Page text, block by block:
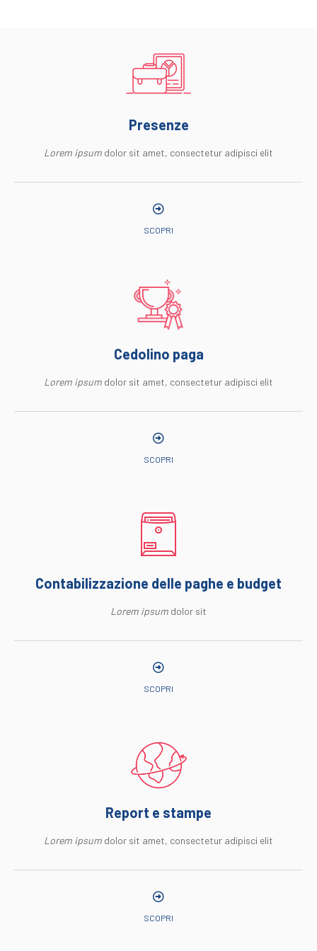
Presenze
Lorem ipsum dolor sit amet, consectetur adipisci elit
SCOPRI
Cedolino paga
Lorem ipsum dolor sit amet, consectetur adipisci elit
SCOPRI
Contabilizzazione delle paghe e budget
Lorem ipsum dolor sit
SCOPRI
Report e stampe
Lorem ipsum dolor sit amet, consectetur adipisci elit
SCOPRI